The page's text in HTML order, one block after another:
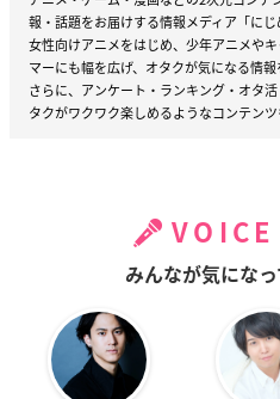
報・話題をお届けする情報メディア「にじ
女性向けアニメをはじめ、少年アニメや
マーにも幅を広げ、オタクが気になる情報
さらに、アンケート・ランキング・オタ
タクがワクワク楽しめるようなコンテンツ
VOICE
みんなが気にな